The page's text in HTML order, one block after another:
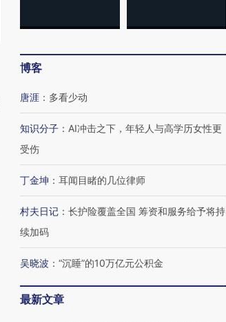
博客
唐涯 ： 多看少动
知识分子 ： AI冲击之下，年轻人与高学历女性更
受伤
丁金坤 ： 耳闻目睹的几位律师
村夫日记 ： 长护险覆盖全国 筹资和服务给予将持
续加码
吴晓波 ： “沉睡”的10万亿元公积金
最新文章